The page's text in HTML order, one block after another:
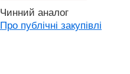
Чинний аналог
Про публічні закупівлі